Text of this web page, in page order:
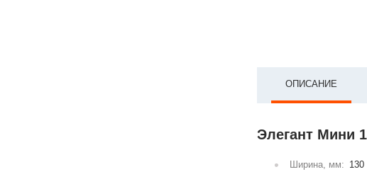
ОПИСАНИЕ
Элегант Мини
Ширина, мм: 130